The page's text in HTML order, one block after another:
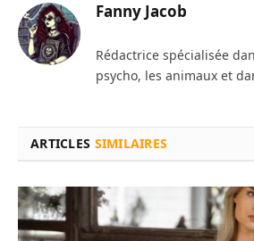
Fanny Jacob
Rédactrice spécialisée
psycho, les animaux et
ARTICLES SIMILAIRES